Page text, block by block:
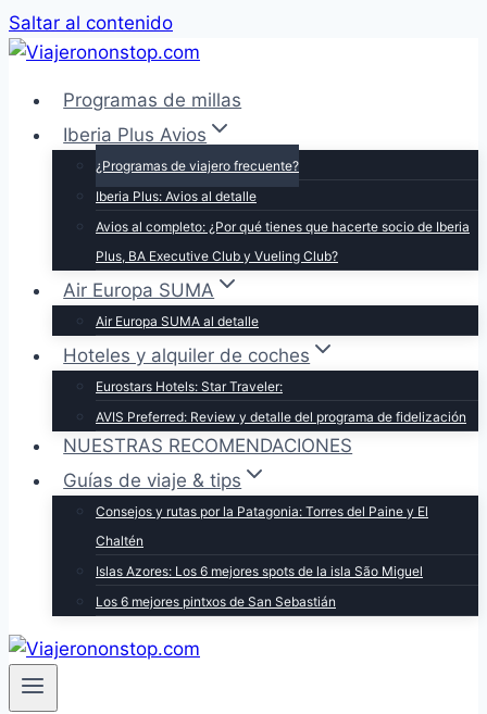
Saltar al contenido
Programas de millas
Iberia Plus Avios
¿Programas de viajero frecuente?
Iberia Plus: Avios al detalle
Avios al completo: ¿Por qué tienes que hacerte socio de Iberia
Plus, BA Executive Club y Vueling Club?
Air Europa SUMA
Air Europa SUMA al detalle
Hoteles y alquiler de coches
Eurostars Hotels: Star Traveler:
AVIS Preferred: Review y detalle del programa de fidelización
NUESTRAS RECOMENDACIONES
Guías de viaje & tips
Consejos y rutas por la Patagonia: Torres del Paine y El
Chaltén
Islas Azores: Los 6 mejores spots de la isla São Miguel
Los 6 mejores pintxos de San Sebastián